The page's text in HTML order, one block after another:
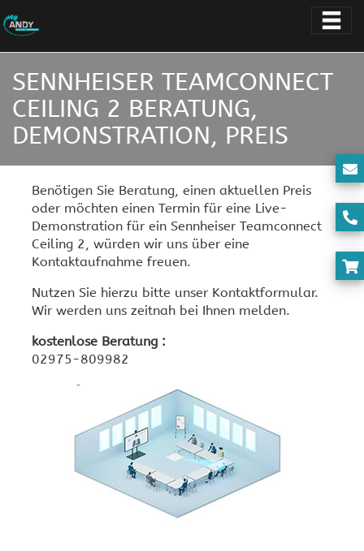
SENNHEISER TEAMCONNECT
CEILING 2 BERATUNG,
DEMONSTRATION, PREIS
Benötigen Sie Beratung, einen aktuellen Preis
oder möchten einen Termin für eine Live-
Demonstration für ein Sennheiser Teamconnect
Ceiling 2, würden wir uns über eine
Kontaktaufnahme freuen.
Nutzen Sie hierzu bitte unser Kontaktformular.
Wir werden uns zeitnah bei Ihnen melden.
kostenlose Beratung :
02975-809982